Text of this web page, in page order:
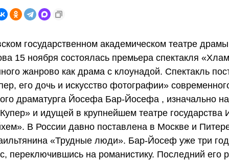
государственном академическом театре
15 ноября состоялась премьера спектакля
жанрово как драма с клоунадой. Спектакль
его дочь и искусство фотографии»
драматурга Йосефа Бар-Йосефа , изначально
и идущей в крупнейшем театре государства
В России давно поставлена в Москве и
«Трудные люди». Бар-Йосеф уже три
переключившись на романистику. Последний его